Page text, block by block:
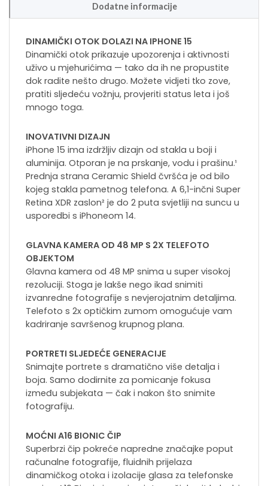
Dodatne informacije
DINAMIČKI OTOK DOLAZI NA IPHONE 15
Dinamički otok prikazuje upozorenja i aktivnosti
uživo u mjehurićima — tako da ih ne propustite
dok radite nešto drugo. Možete vidjeti tko zove,
pratiti sljedeću vožnju, provjeriti status leta i još
mnogo toga.
INOVATIVNI DIZAJN
iPhone 15 ima izdržljiv dizajn od stakla u boji i
aluminija. Otporan je na prskanje, vodu i prašinu.¹
Prednja strana Ceramic Shield čvršća je od bilo
kojeg stakla pametnog telefona. A 6,1-inčni Super
Retina XDR zaslon² je do 2 puta svjetliji na suncu u
usporedbi s iPhoneom 14.
GLAVNA KAMERA OD 48 MP S 2X TELEFOTO
OBJEKTOM
Glavna kamera od 48 MP snima u super visokoj
rezoluciji. Stoga je lakše nego ikad snimiti
izvanredne fotografije s nevjerojatnim detaljima.
Telefoto s 2x optičkim zumom omogućuje vam
kadriranje savršenog krupnog plana.
PORTRETI SLJEDEĆE GENERACIJE
Snimajte portrete s dramatično više detalja i
boja. Samo dodirnite za pomicanje fokusa
između subjekata — čak i nakon što snimite
fotografiju.
MOĆNI A16 BIONIC ČIP
Superbrzi čip pokreće napredne značajke poput
računalne fotografije, fluidnih prijelaza
dinamičkog otoka i izolacije glasa za telefonske